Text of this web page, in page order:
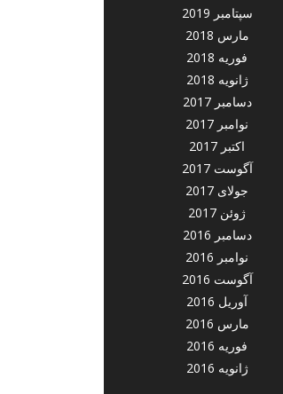
سپتامبر 2019
مارس 2018
فوریه 2018
ژانویه 2018
دسامبر 2017
نوامبر 2017
اکتبر 2017
آگوست 2017
جولای 2017
ژوئن 2017
دسامبر 2016
نوامبر 2016
آگوست 2016
آوریل 2016
مارس 2016
فوریه 2016
ژانویه 2016